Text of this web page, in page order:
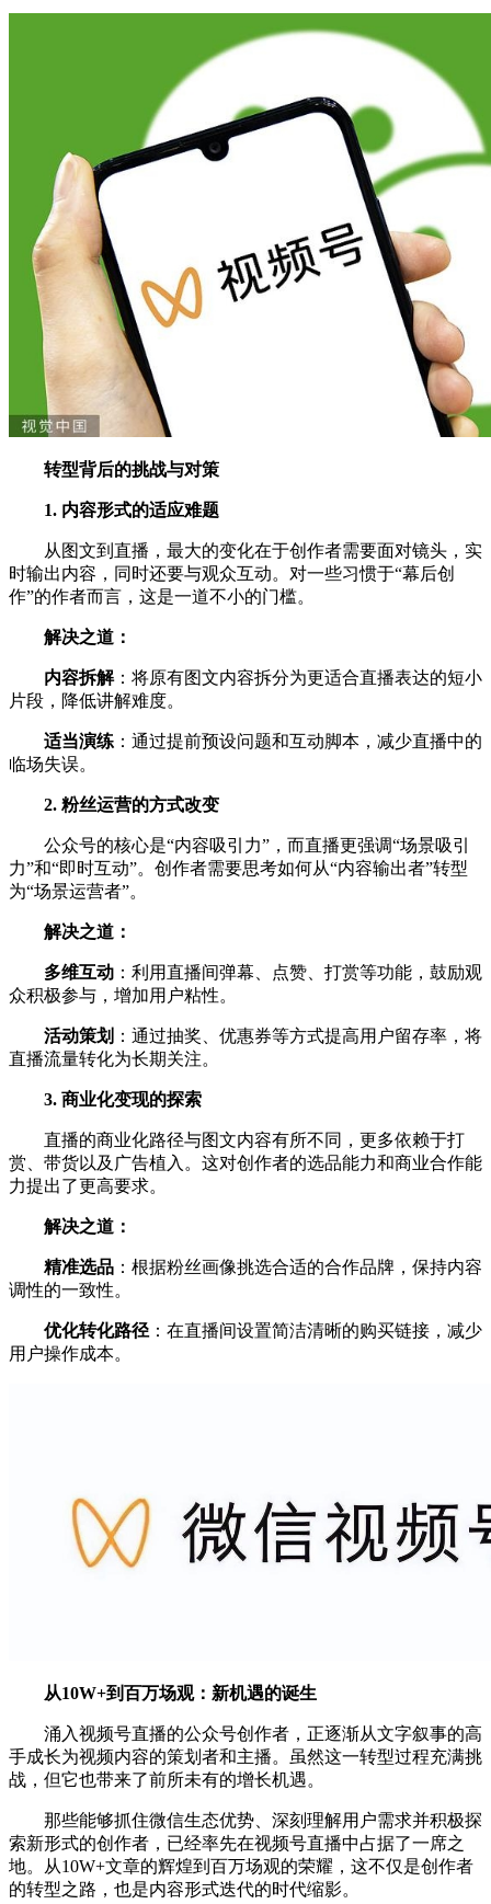
转型背后的挑战与对策
1. 内容形式的适应难题
从图文到直播，最大的变化在于创作者需要面对镜头，实
时输出内容，同时还要与观众互动。对一些习惯于“幕后创
作”的作者而言，这是一道不小的门槛。
解决之道：
内容拆解：将原有图文内容拆分为更适合直播表达的短小
片段，降低讲解难度。
适当演练 ：通过提前预设问题和互动脚本，减少直播中的
临场失误。
2. 粉丝运营的方式改变
公众号的核心是“内容吸引力”，而直播更强调“场景吸引
力”和“即时互动”。创作者需要思考如何从“内容输出者”转型
为“场景运营者”。
解决之道：
多维互动 ：利用直播间弹幕、点赞、打赏等功能，鼓励观
众积极参与，增加用户粘性。
活动策划 ：通过抽奖、优惠券等方式提高用户留存率，将
直播流量转化为长期关注。
3. 商业化变现的探索
直播的商业化路径与图文内容有所不同，更多依赖于打
赏、带货以及广告植入。这对创作者的选品能力和商业合作能
力提出了更高要求。
解决之道：
精准选品 ：根据粉丝画像挑选合适的合作品牌，保持内容
调性的一致性。
优化转化路径 ：在直播间设置简洁清晰的购买链接，减少
用户操作成本。
从10W+到百万场观：新机遇的诞生
涌入视频号直播的公众号创作者，正逐渐从文字叙事的高
手成长为视频内容的策划者和主播。虽然这一转型过程充满挑
战，但它也带来了前所未有的增长机遇。
那些能够抓住微信生态优势、深刻理解用户需求并积极探
索新形式的创作者，已经率先在视频号直播中占据了一席之
地。从10W+文章的辉煌到百万场观的荣耀，这不仅是创作者
的转型之路，也是内容形式迭代的时代缩影。